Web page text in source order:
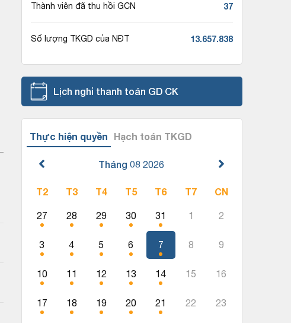
Thành viên đã thu hồi GCN 37
Số lượng TKGD của NĐT 13.657.838
Lịch nghỉ thanh toán GD CK
Thực hiện quyền Hạch toán TKGD
Tháng 08 2026
T2 T3 T4 T5 T6 T7 CN
27 28 29 30 31 1 2
3 4 5 6 7 8 9
10 11 12 13 14 15 16
17 18 19 20 21 22 23